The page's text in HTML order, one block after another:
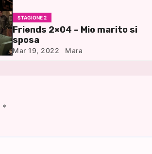
STAGIONE 2
Friends 2×04 – Mio marito si
sposa
Mar 19, 2022 Mara
*